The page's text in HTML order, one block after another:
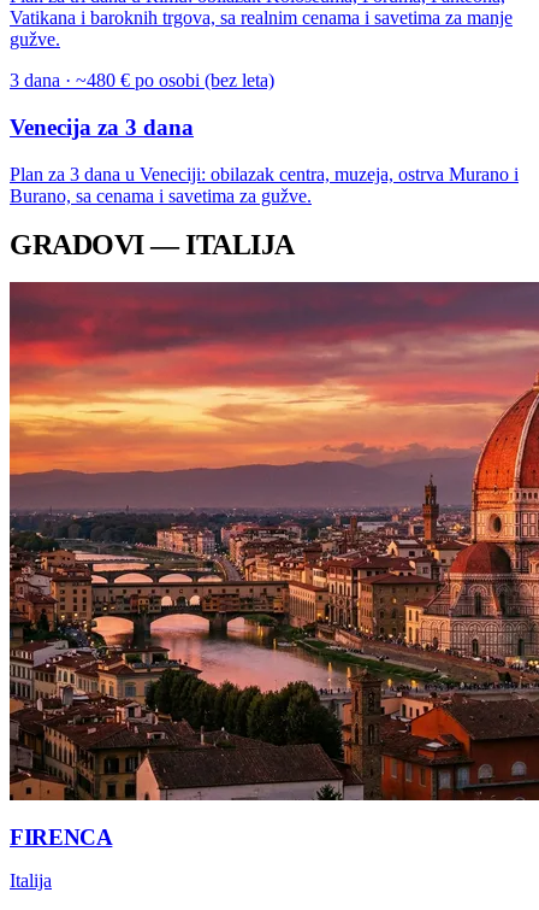
Vatikana i baroknih trgova, sa realnim cenama i savetima za manje
gužve.
3 dana · ~480 € po osobi (bez leta)
Venecija za 3 dana
Plan za 3 dana u Veneciji: obilazak centra, muzeja, ostrva Murano i
Burano, sa cenama i savetima za gužve.
GRADOVI — ITALIJA
FIRENCA
Italija